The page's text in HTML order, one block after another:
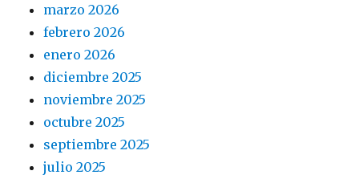
marzo 2026
febrero 2026
enero 2026
diciembre 2025
noviembre 2025
octubre 2025
septiembre 2025
julio 2025